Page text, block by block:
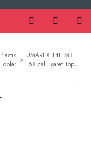
Plastik
Toplar
UMAREX T4E MB
.68 cal. İşaret Topu